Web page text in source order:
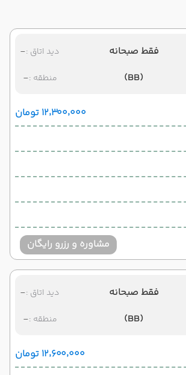
فقط صبحانه
(BB)
دید اتاق :-
منطقه :-
۱۲٬۳۰۰٬۰۰۰ تومان
مشاوره و رزرو رایگان
فقط صبحانه
(BB)
دید اتاق :-
منطقه :-
۱۲٬۶۰۰٬۰۰۰ تومان